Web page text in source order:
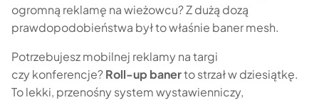
ogromną reklamę na wieżowcu? Z dużą dozą
prawdopodobieństwa był to właśnie baner mesh.
Potrzebujesz mobilnej reklamy na targi
czy konferencje?Roll-up banerto strzał w dziesiątkę.
To lekki, przenośny system wystawienniczy,